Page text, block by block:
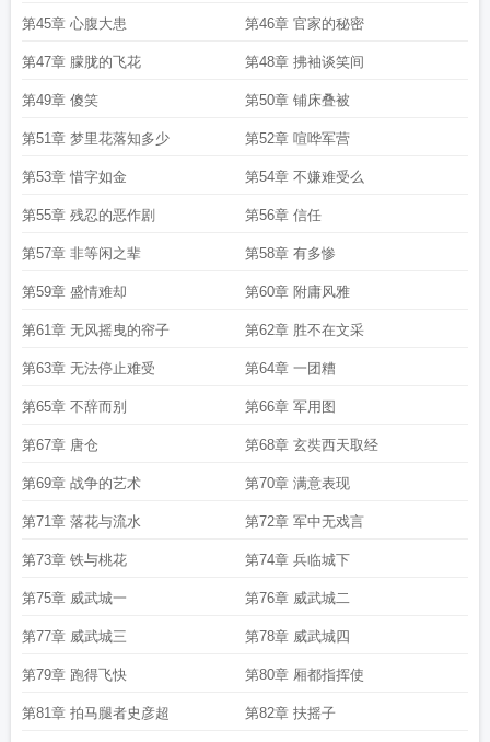
第45章 心腹大患 第46章 官家的秘密
第47章 朦胧的飞花 第48章 拂袖谈笑间
第49章 傻笑 第50章 铺床叠被
第51章 梦里花落知多少 第52章 喧哗军营
第53章 惜字如金 第54章 不嫌难受么
第55章 残忍的恶作剧 第56章 信任
第57章 非等闲之辈 第58章 有多惨
第59章 盛情难却 第60章 附庸风雅
第61章 无风摇曳的帘子 第62章 胜不在文采
第63章 无法停止难受 第64章 一团糟
第65章 不辞而别 第66章 军用图
第67章 唐仓 第68章 玄奘西天取经
第69章 战争的艺术 第70章 满意表现
第71章 落花与流水 第72章 军中无戏言
第73章 铁与桃花 第74章 兵临城下
第75章 威武城一 第76章 威武城二
第77章 威武城三 第78章 威武城四
第79章 跑得飞快 第80章 厢都指挥使
第81章 拍马腿者史彦超 第82章 扶摇子